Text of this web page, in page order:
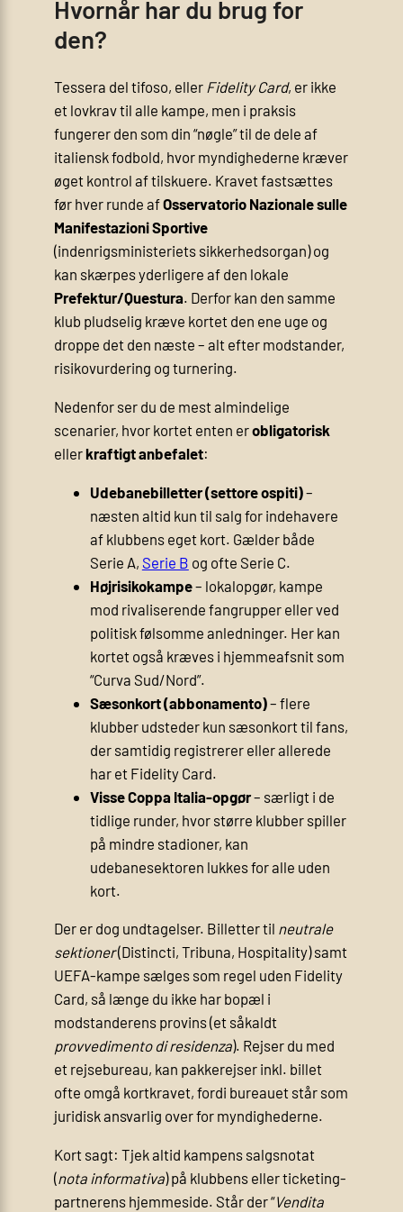
Hvornår har du brug for
den?
Tessera del tifoso, eller Fidelity Card, er ikke
et lovkrav til alle kampe, men i praksis
fungerer den som din “nøgle” til de dele af
italiensk fodbold, hvor myndighederne kræver
øget kontrol af tilskuere. Kravet fastsættes
før hver runde afOsservatorio Nazionale sulle
Manifestazioni Sportive
(indenrigsministeriets sikkerhedsorgan) og
kan skærpes yderligere af den lokale
Prefektur/Questura. Derfor kan den samme
klub pludselig kræve kortet den ene uge og
droppe det den næste – alt efter modstander,
risikovurdering og turnering.
Nedenfor ser du de mest almindelige
scenarier, hvor kortet enten erobligatorisk
ellerkraftigt anbefalet:
Udebanebilletter (settore ospiti)–
næsten altid kun til salg for indehavere
af klubbens eget kort. Gælder både
Serie A, Serie B og ofte Serie C.
Højrisikokampe– lokalopgør, kampe
mod rivaliserende fangrupper eller ved
politisk følsomme anledninger. Her kan
kortet også kræves i hjemmeafsnit som
“Curva Sud/Nord”.
Sæsonkort (abbonamento)– flere
klubber udsteder kun sæsonkort til fans,
der samtidig registrerer eller allerede
har et Fidelity Card.
Visse Coppa Italia-opgør– særligt i de
tidlige runder, hvor større klubber spiller
på mindre stadioner, kan
udebanesektoren lukkes for alle uden
kort.
Der er dog undtagelser. Billetter til neutrale
sektioner(Distincti, Tribuna, Hospitality) samt
UEFA-kampe sælges som regel uden Fidelity
Card, så længe du ikke har bopæl i
modstanderens provins (et såkaldt
provvedimento di residenza). Rejser du med
et rejsebureau, kan pakkerejser inkl. billet
ofte omgå kortkravet, fordi bureauet står som
juridisk ansvarlig over for myndighederne.
Kort sagt: Tjek altid kampens salgsnotat
(nota informativa) på klubbens eller ticketing-
partnerens hjemmeside. Står der “Vendita